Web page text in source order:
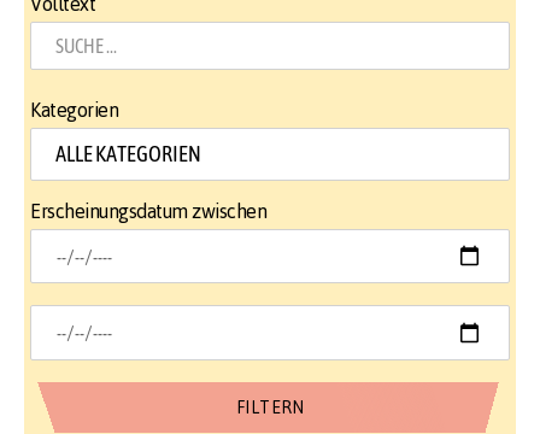
Kategorien
Erscheinungsdatum zwischen